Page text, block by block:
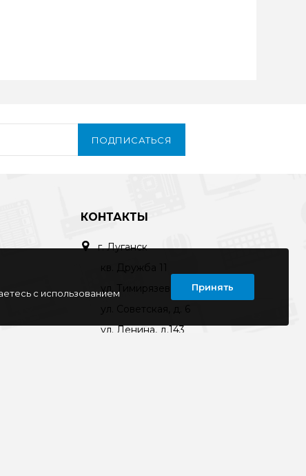
ПОДПИСАТЬСЯ
КОНТАКТЫ
г. Луганск
кв. Дружба 11
ул. Тимирязева, 11а
ул. Советская, д. 6
ул. Ленина, д.143
с использованием
Принять